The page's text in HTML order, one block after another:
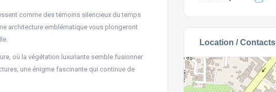
comme des témoins silencieux du temps
architecture emblématique vous plongeront
où la végétation luxuriante semble fusionner
une énigme fascinante qui continue de
Location / Contacts